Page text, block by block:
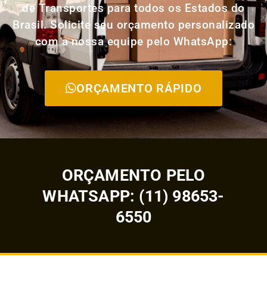
de Transportes para todos os Estados do
Brasil. Solicite seu orçamento personalizado
com a nossa equipe pelo WhatsApp:
ORÇAMENTO RÁPIDO
ORÇAMENTO PELO
WHATSAPP: (11) 98653-
6550